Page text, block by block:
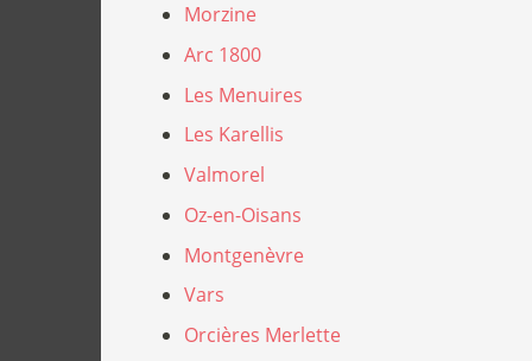
Morzine
Arc 1800
Les Menuires
Les Karellis
Valmorel
Oz-en-Oisans
Montgenèvre
Vars
Orcières Merlette